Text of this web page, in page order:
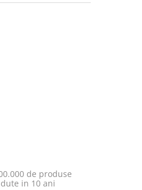
de produse
in 10 ani